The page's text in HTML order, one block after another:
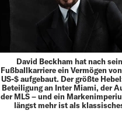
David Beckham hat nach
Fußballkarriere ein Vermögen
US-$ aufgebaut. Der größte
Beteiligung an Inter Miami, der
der MLS – und ein
längst mehr ist als